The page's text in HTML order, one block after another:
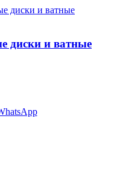
диски и ватные